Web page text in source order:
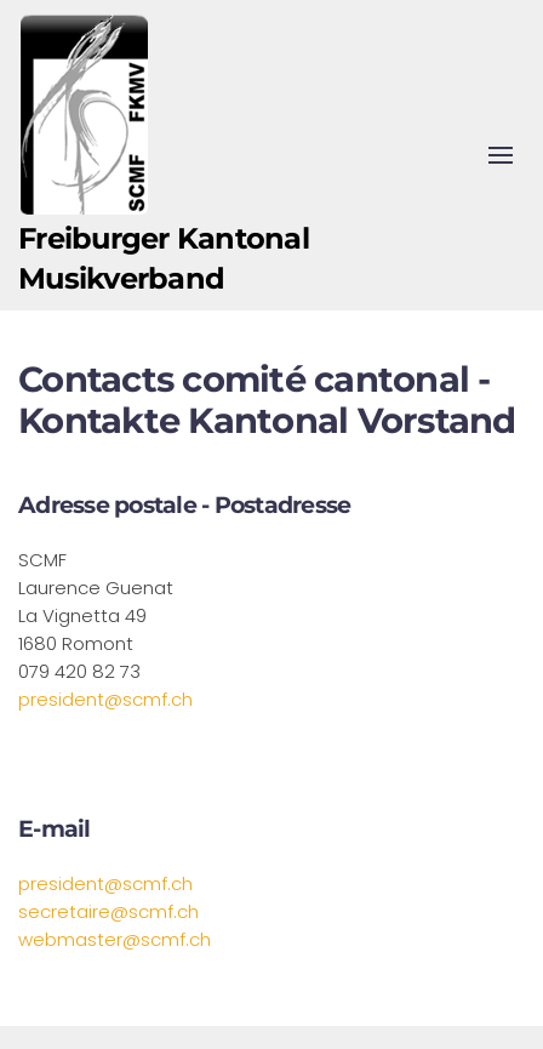
Zum Hauptinhalt springen
Freiburger Kantonal
Musikverband
Contacts comité cantonal -
Kontakte Kantonal Vorstand
Adresse postale - Postadresse
SCMF
Laurence Guenat
La Vignetta 49
1680 Romont
079 420 82 73
president@scmf.ch
E-mail
president@scmf.ch
secretaire@scmf.ch
webmaster@scmf.ch